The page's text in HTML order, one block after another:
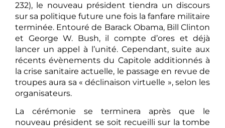
232), le nouveau président tiendra un discours
sur sa politique future une fois la fanfare militaire
terminée. Entouré de Barack Obama, Bill Clinton
et George W. Bush, il compte d’ores et déjà
lancer un appel à l’unité. Cependant, suite aux
récents évènements du Capitole additionnés à
la crise sanitaire actuelle, le passage en revue de
troupes aura sa « déclinaison virtuelle », selon les
organisateurs.
La cérémonie se terminera après que le
nouveau président se soit recueilli sur la tombe